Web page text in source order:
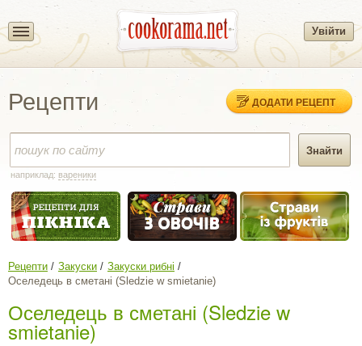
Увійти
Рецепти ДОДАТИ РЕЦЕПТ
наприклад: вареники
Рецепти Закуски
Закуски рибні
Оселедець в сметані (Sledzie w smietanie)
Оселедець в сметані (Sledzie w
smietanie)